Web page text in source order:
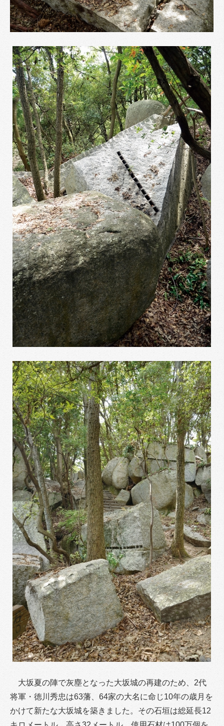
大坂夏の陣で灰塵となった大坂城の再建のため、2代
将軍・徳川秀忠は63藩、64家の大名に命じ10年の歳月を
かけて新たな大坂城を築きました。その石垣は総延長12